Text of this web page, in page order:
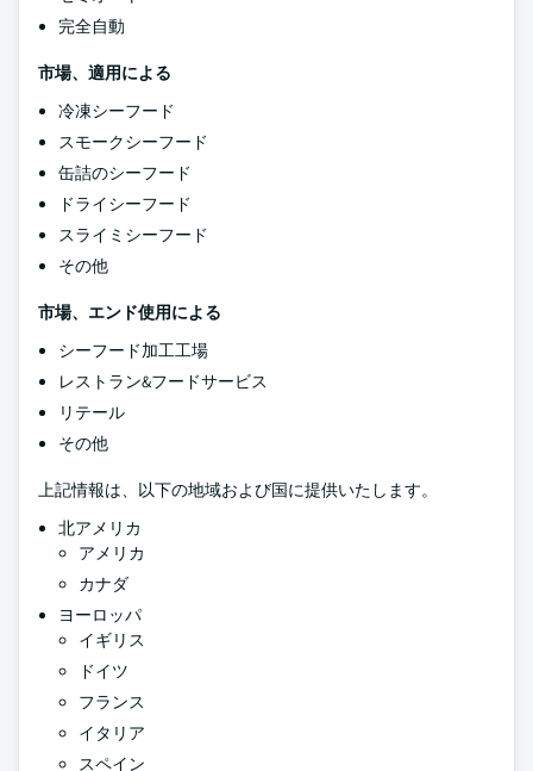
完全自動
市場、適用による
冷凍シーフード
スモークシーフード
缶詰のシーフード
ドライシーフード
スライミシーフード
その他
市場、エンド使用による
シーフード加工工場
レストラン&フードサービス
リテール
その他
上記情報は、以下の地域および国に提供いたします。
北アメリカ
アメリカ
カナダ
ヨーロッパ
イギリス
ドイツ
フランス
イタリア
スペイン